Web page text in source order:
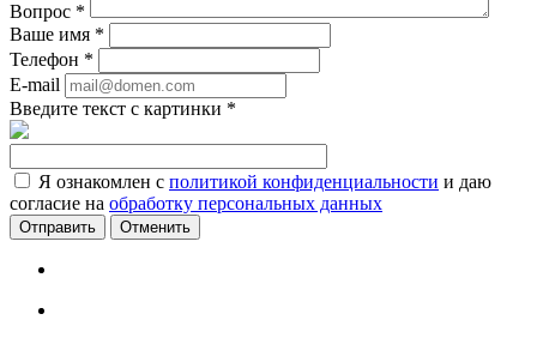
Вопрос *
Ваше имя *
Телефон *
E-mail
Введите текст с картинки *
Я ознакомлен с политикой конфиденциальности и даю
согласие на обработку персональных данных
Отменить